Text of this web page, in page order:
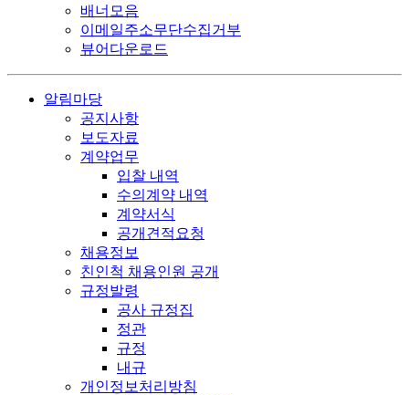
배너모음
이메일주소무단수집거부
뷰어다운로드
알림마당
공지사항
보도자료
계약업무
입찰 내역
수의계약 내역
계약서식
공개견적요청
채용정보
친인척 채용인원 공개
규정발령
공사 규정집
정관
규정
내규
개인정보처리방침